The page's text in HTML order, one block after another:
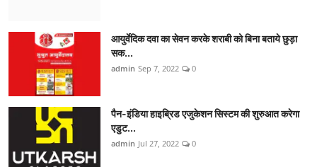
आयुर्वेदिक दवा का सेवन करके शराबी को बिना बताये छुड़ा
सक...
admin Sep 7, 2022 0
पैन-इंडिया हाइब्रिड एजुकेशन सिस्टम की शुरुआत करेगा
एडुट...
admin Jul 27, 2022 0